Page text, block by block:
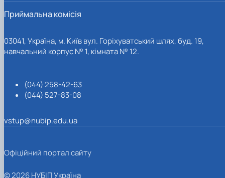
Приймальна комісія
03041, Україна, м. Київ вул. Горіхуватський шлях, буд. 19,
навчальний корпус № 1, кімната № 12.
(044) 258-42-63
(044) 527-83-08
vstup@nubip.edu.ua
Офіційний портал сайту
© 2026 НУБІП Україна